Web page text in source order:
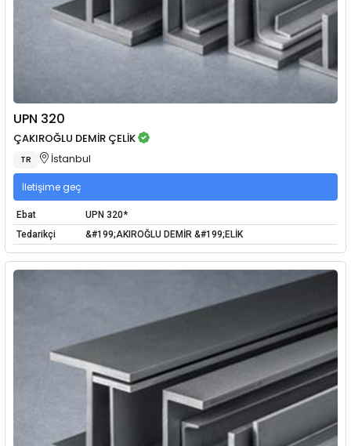
UPN 320
ÇAKIROĞLU DEMİR ÇELİK
TR İstanbul
İletişime geç
Ebat
UPN 320*
Tedarikçi
&#199;AKIROĞLU DEMİR &#199;ELİK